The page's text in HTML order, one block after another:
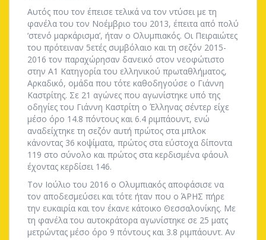
Αυτός που τον έπεισε τελικά να τον ντύσει με τη
φανέλα του τον Νοέμβριο του 2013, έπειτα από πολύ
‘στενό μαρκάρισμα’, ήταν ο Ολυμπιακός. Οι Πειραιώτες
του πρότειναν 5ετές συμβόλαιο και τη σεζόν 2015-
2016 τον παραχώρησαν δανεικό στον νεοφώτιστο
στην Α1 Κατηγορία του ελληνικού πρωταθλήματος,
Αρκαδικό, ομάδα που τότε καθοδηγούσε ο Γιάννη
Καστρίτης. Σε 21 αγώνες που αγωνίστηκε υπό της
οδηγίες του Γιάννη Καστρίτη ο Έλληνας σέντερ είχε
μέσο όρο 14.8 πόντους και 6.4 ριμπάουντ, ενώ
αναδείχτηκε τη σεζόν αυτή πρώτος στα μπλοκ
κάνοντας 36 κοψίματα, πρώτος στα εύστοχα δίποντα
119 στο σύνολο και πρώτος στα κερδισμένα φάουλ
έχοντας κερδίσει 146.
Τον Ιούλιο του 2016 ο Ολυμπιακός αποφάσισε να
τον αποδεσμεύσει και τότε ήταν που ο ΆΡΗΣ πήρε
την ευκαιρία και τον έκανε κάτοικο Θεσσαλονίκης. Με
τη φανέλα του αυτοκράτορα αγωνίστηκε σε 25 ματς
μετρώντας μέσο όρο 9 πόντους και 3.8 ριμπάουντ. Αν